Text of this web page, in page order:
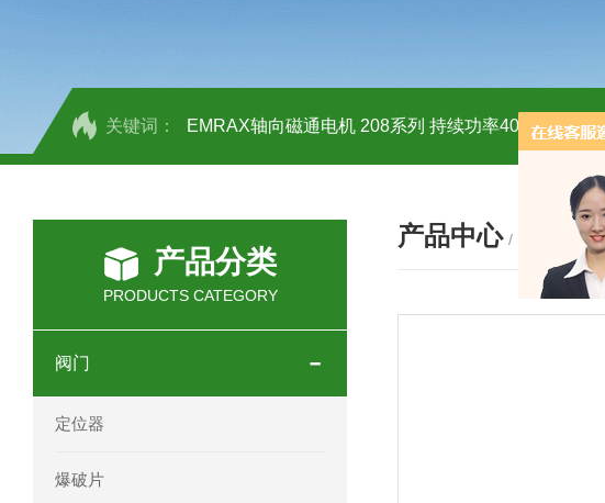
关键词： EMRAX轴向磁通电机 208系列 持续功率40kw
OEMER三相同步电机MTES 132SB/2参数及应用
OEMER三相同步电机MTES 160MA/2参数及应用
OEMER电机QLS 180M环保农业领域应用
产品分类
PRODUCTS CATEGORY
阀门
定位器
爆破片
产品中心 / PRODUCTS